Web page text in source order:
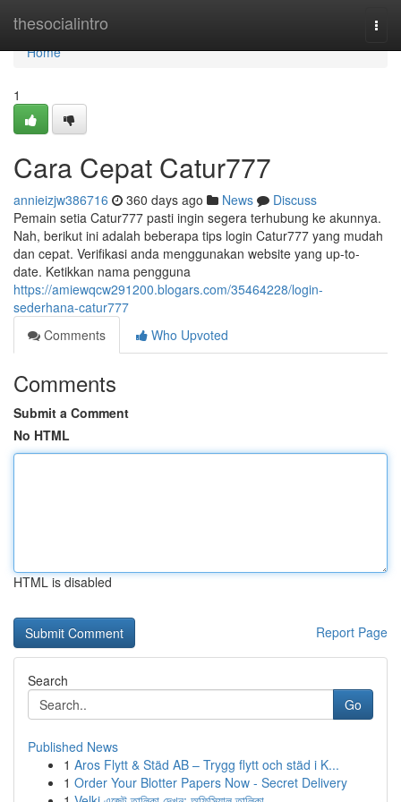
thesocialintro
Home
Home
1
Cara Cepat Catur777
annieizjw386716 360 days ago News
Discuss
Pemain setia Catur777 pasti ingin segera terhubung ke akunnya.
Nah, berikut ini adalah beberapa tips login Catur777 yang mudah
dan cepat. Verifikasi anda menggunakan website yang up-to-
date. Ketikkan nama pengguna
https://amiewqcw291200.blogars.com/35464228/login-
sederhana-catur777
Comments
Who Upvoted
Comments
Submit a Comment
No HTML
HTML is disabled
Report Page
Search
Go
Published News
1 Aros Flytt & Städ AB – Trygg flytt och städ i K...
1 Order Your Blotter Papers Now - Secret Delivery